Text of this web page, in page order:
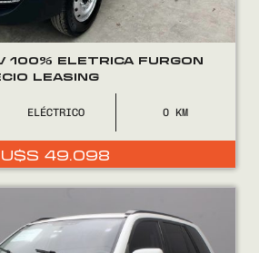
100% ELETRICA FURGON
LEASING
ELÉCTRICO 0
U$S 49.098